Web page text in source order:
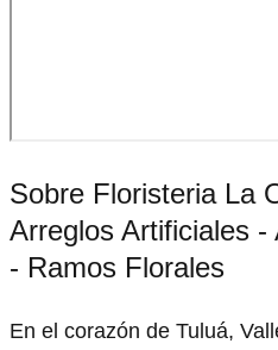
Sobre Floristeria La
Arreglos Artificiales
- Ramos Florales
En el corazón de Tuluá,